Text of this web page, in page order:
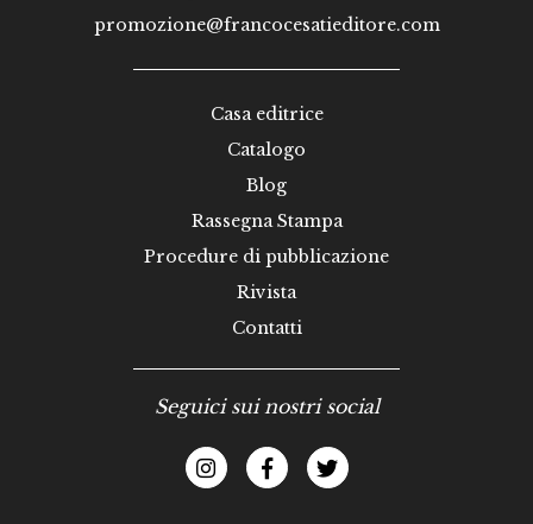
promozione@francocesatieditore.com
Casa editrice
Catalogo
Blog
Rassegna Stampa
Procedure di pubblicazione
Rivista
Contatti
Seguici sui nostri social